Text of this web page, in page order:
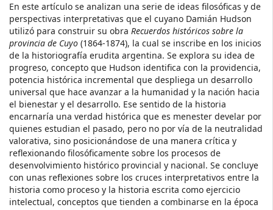
En este artículo se analizan una serie de ideas filosóficas y de
perspectivas interpretativas que el cuyano Damián Hudson
utilizó para construir su obra Recuerdos históricos sobre la
provincia de Cuyo (1864-1874), la cual se inscribe en los inicios
de la historiografía erudita argentina. Se explora su idea de
progreso, concepto que Hudson identifica con la providencia,
potencia histórica incremental que despliega un desarrollo
universal que hace avanzar a la humanidad y la nación hacia
el bienestar y el desarrollo. Ese sentido de la historia
encarnaría una verdad histórica que es menester develar por
quienes estudian el pasado, pero no por vía de la neutralidad
valorativa, sino posicionándose de una manera crítica y
reflexionando filosóficamente sobre los procesos de
desenvolvimiento histórico provincial y nacional. Se concluye
con unas reflexiones sobre los cruces interpretativos entre la
historia como proceso y la historia escrita como ejercicio
intelectual, conceptos que tienden a combinarse en la época